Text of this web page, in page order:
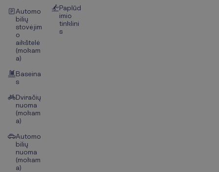
Automo
bilių
stovėjim
o
aikštelė
(mokam
a)
Baseina
s
Dviračių
nuoma
(mokam
a)
Automo
bilių
nuoma
(mokam
a)
Paplūd
imio
tinklini
s